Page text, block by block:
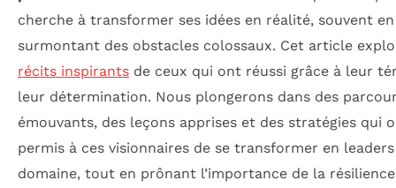
cherche à transformer ses idées en réalité, souvent en
surmontant des obstacles colossaux. Cet article
récits inspirants de ceux qui ont réussi grâce à leur
leur détermination. Nous plongerons dans des
émouvants, des leçons apprises et des stratégies qui
permis à ces visionnaires de se transformer en
domaine, tout en prônant l’importance de la